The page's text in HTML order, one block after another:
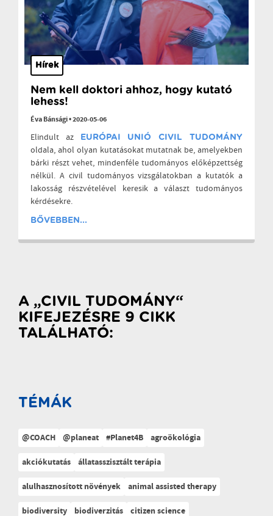
TÉMÁK
@COACH @planeat #Planet4B agroökológia
akciókutatás állatasszisztált terápia
alulhasznosított növények animal assisted therapy
biodiversity
biodiverzitás citizen science
A „CIVIL TUDOMÁNY“
KIFEJEZÉSRE 9 CIKK
TALÁLHATÓ:
Hírek
Nem kell doktori ahhoz, hogy kutató
lehess!
Éva Bánsági•2020-05-06
Elindult az EURÓPAI UNIÓ CIVIL TUDOMÁNY
oldala, ahol olyan kutatásokat mutatnak be, amelyekben
bárki részt vehet, mindenféle tudományos előképzettség
nélkül. A civil tudományos vizsgálatokban a kutatók a
lakosság részvételével keresik a választ tudományos
kérdésekre.
BŐVEBBEN...